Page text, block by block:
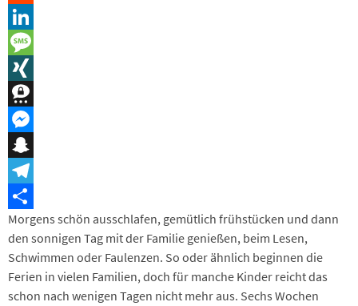
Reddit
LinkedIn
Message
XING
Threema
Messenger
Snapchat
Telegram
Teilen
Morgens schön ausschlafen, gemütlich frühstücken und dann
den sonnigen Tag mit der Familie genießen, beim Lesen,
Schwimmen oder Faulenzen. So oder ähnlich beginnen die
Ferien in vielen Familien, doch für manche Kinder reicht das
schon nach wenigen Tagen nicht mehr aus. Sechs Wochen